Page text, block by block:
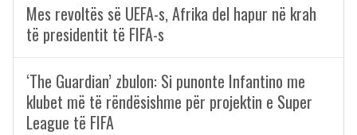
Mes revoltës së UEFA-s, Afrika del hapur në krah
të presidentit të FIFA-s
‘The Guardian’ zbulon: Si punonte Infantino me
klubet më të rëndësishme për projektin e Super
League të FIFA